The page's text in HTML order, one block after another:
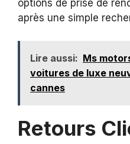
options de prise de
après une simple
Lire aussi: Ms
voitures de luxe
cannes
Retours